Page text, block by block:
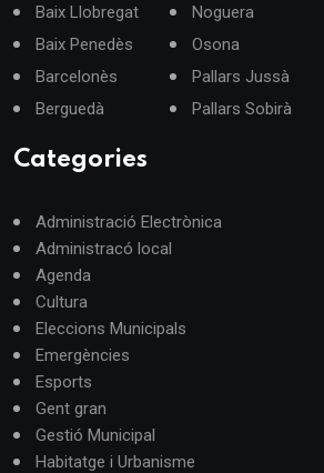
Baix Llobregat
Baix Penedès
Barcelonès
Berguedà
Noguera
Osona
Pallars Jussà
Pallars Sobirà
Categories
Administració Electrònica
Administracó local
Agenda
Cultura
Eleccions Municipals
Emergències
Esports
Gent gran
Gestió Municipal
Habitatge i Urbanisme